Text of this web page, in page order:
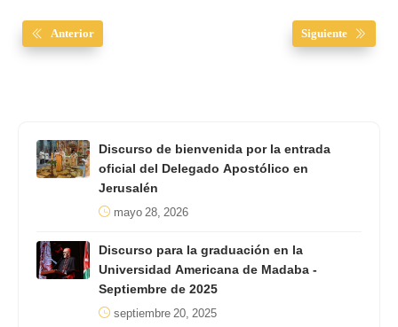
Anterior Siguiente
Discurso de bienvenida por la entrada
oficial del Delegado Apostólico en
Jerusalén
mayo 28, 2026
Discurso para la graduación en la
Universidad Americana de Madaba -
Septiembre de 2025
septiembre 20, 2025